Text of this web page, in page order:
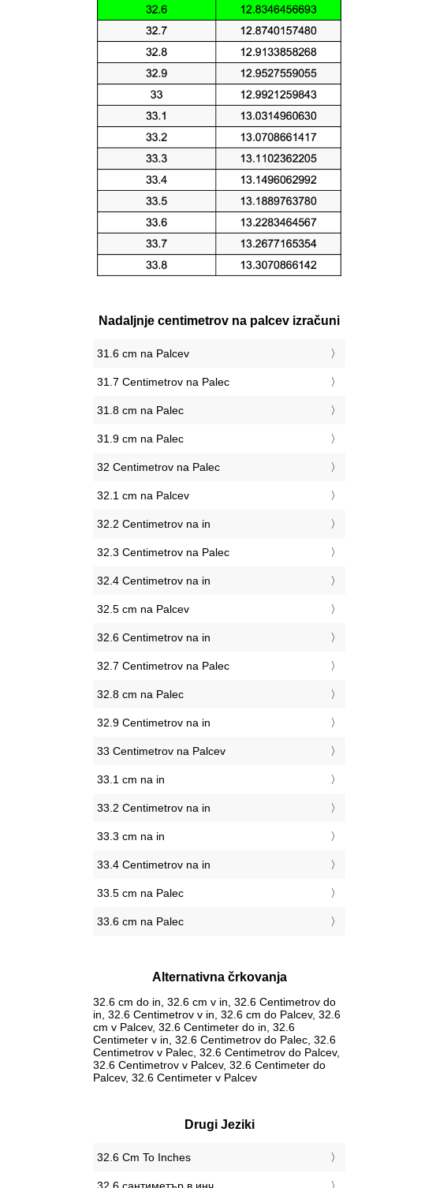
Nadaljnje centimetrov na palcev izračuni
31.6 cm na Palcev
31.7 Centimetrov na Palec
31.8 cm na Palec
31.9 cm na Palec
32 Centimetrov na Palec
32.1 cm na Palcev
32.2 Centimetrov na in
32.3 Centimetrov na Palec
32.4 Centimetrov na in
32.5 cm na Palcev
32.6 Centimetrov na in
32.7 Centimetrov na Palec
32.8 cm na Palec
32.9 Centimetrov na in
33 Centimetrov na Palcev
33.1 cm na in
33.2 Centimetrov na in
33.3 cm na in
33.4 Centimetrov na in
33.5 cm na Palec
33.6 cm na Palec
Alternativna črkovanja
32.6 cm do in, 32.6 cm v in, 32.6 Centimetrov do
in, 32.6 Centimetrov v in, 32.6 cm do Palcev, 32.6
cm v Palcev, 32.6 Centimeter do in, 32.6
Centimeter v in, 32.6 Centimetrov do Palec, 32.6
Centimetrov v Palec, 32.6 Centimetrov do Palcev,
32.6 Centimetrov v Palcev, 32.6 Centimeter do
Palcev, 32.6 Centimeter v Palcev
Drugi Jeziki
‎32.6 Cm To Inches